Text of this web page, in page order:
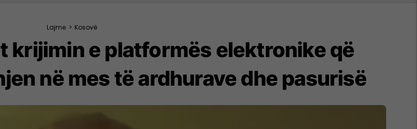
Lajme > Kosovë
krijimin e platformës elektronike që
në mes të ardhurave dhe pasurisë